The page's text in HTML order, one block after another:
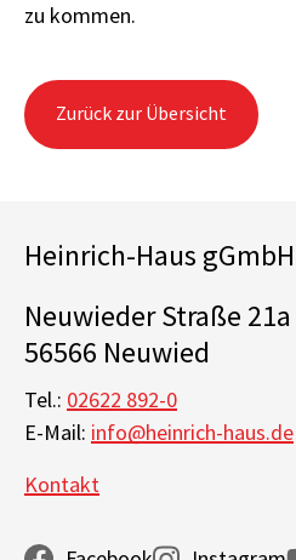
zu kommen.
Zurück zur Übersicht
Heinrich-Haus gGmbH
Neuwieder Straße 21a
56566 Neuwied
Tel.: 02622 892-0
E-Mail: info@heinrich-haus.de
Kontakt